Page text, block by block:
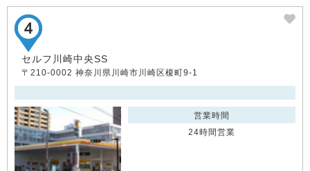
セルフ川崎中央SS
〒210-0002 神奈川県川崎市川崎区榎町9-1
営業時間
24時間営業